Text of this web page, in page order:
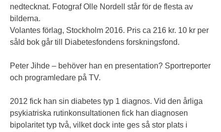
nedtecknat. Fotograf Olle Nordell står för de flesta av
bilderna.
Volantes förlag, Stockholm 2016. Pris ca 216 kr. 10 kr per
såld bok går till Diabetesfondens forskningsfond.
Peter Jihde – behöver han en presentation? Sportreporter
och programledare på TV.
2012 fick han sin diabetes typ 1 diagnos. Vid den årliga
psykiatriska rutinkonsultationen fick han diagnosen
bipolaritet typ två, vilket dock inte ges så stor plats i